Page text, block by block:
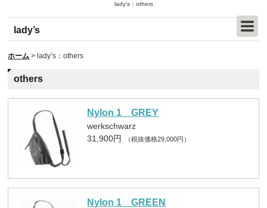
lady’s：others
lady’s
ホーム > lady’s：others
others
Nylon 1 GREY
werkschwarz
31,900円
（税抜価格29,000円）
Nylon 1 GREEN